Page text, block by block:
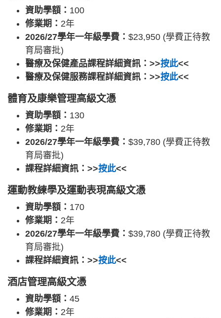
資助學額： 100
修業期： 2年
2026/27學年一年級學費： $23,950 (學費正待教
育局審批)
醫療及保健產品課程詳細資訊：>>按此<<
醫療及保健服務課程詳細資訊：>>按此<<
體育及康樂管理高級文憑
資助學額： 130
修業期： 2年
2026/27學年一年級學費： $39,780 (學費正待教
育局審批)
課程詳細資訊：>>按此<<
運動教練學及運動表現高級文憑
資助學額： 170
修業期： 2年
2026/27學年一年級學費： $39,780 (學費正待教
育局審批)
課程詳細資訊：>>按此<<
酒店管理高級文憑
資助學額： 45
修業期： 2年